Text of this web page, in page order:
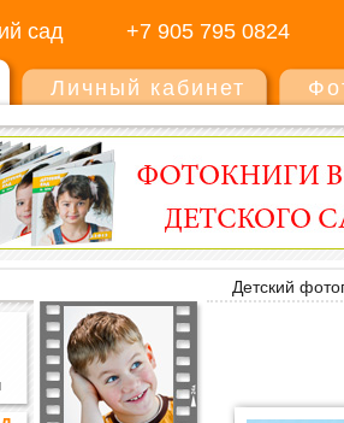
сад +7 905 795 0824
Личный кабинет
Детский